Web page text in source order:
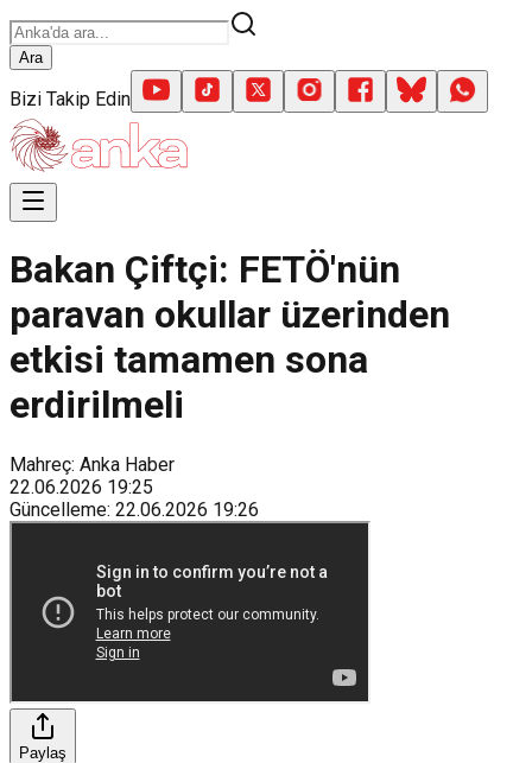
Ara
Bizi Takip Edin
Bakan Çiftçi: FETÖ'nün
paravan okullar üzerinden
etkisi tamamen sona
erdirilmeli
Mahreç: Anka Haber
22.06.2026 19:25
Güncelleme: 22.06.2026 19:26
Paylaş